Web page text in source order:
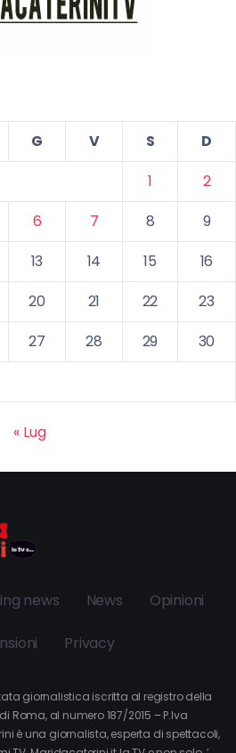
G V S
D
1
2
6 7 8
9
13 14 15
16
20 21 22
23
27 28 29
30
« Lug
news News Opinioni
Privacy
giornalistica iscritta al registro della
Roma, al numero 187/2015 – P.Iva
è una giornalista, esperta di spettacoli,